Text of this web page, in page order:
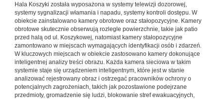
Hala Koszyki została wyposażona w systemy telewizji dozorowej,
systemy sygnalizacji włamania i napadu, systemy kontroli dostępu. W
obiekcie zainstalowano kamery obrotowe oraz stałopozycyjne. Kamery
obrotowe skutecznie obserwują rozlegle powierzchnie, takie jak patio
przed halą od ul. Koszykowej, natomiast kamery stałopozycyjne
zamontowano w miejscach wymagających identyfikacji osób i zdarzeń.
W kluczowych miejscach w obiekcie zastosowano kamery dokonujące
inteligentnej analizy treści obrazu. Każda kamera sieciowa w takim
systemie staje się urządzeniem inteligentnym, które jest w stanie
analizować rejestrowany obraz i ostrzegać pracowników ochrony o
potencjalnych zagrożeniach, takich jak pozostawione podejrzane
przedmioty, gromadzenie się ludzi, blokowanie stref ewakuacyjnych,